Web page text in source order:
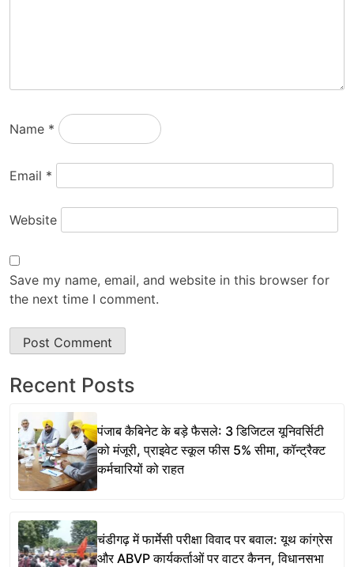
Name *
Email *
Website
Save my name, email, and website in this browser for
the next time I comment.
Recent Posts
पंजाब कैबिनेट के बड़े फैसले: 3 डिजिटल यूनिवर्सिटी
को मंजूरी, प्राइवेट स्कूल फीस 5% सीमा, कॉन्ट्रैक्ट
कर्मचारियों को राहत
चंडीगढ़ में फार्मेसी परीक्षा विवाद पर बवाल: यूथ कांग्रेस
और ABVP कार्यकर्ताओं पर वाटर कैनन, विधानसभा